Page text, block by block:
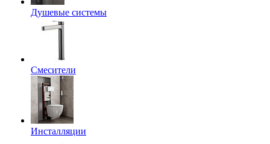
Душевые системы
Смесители
Инсталляции